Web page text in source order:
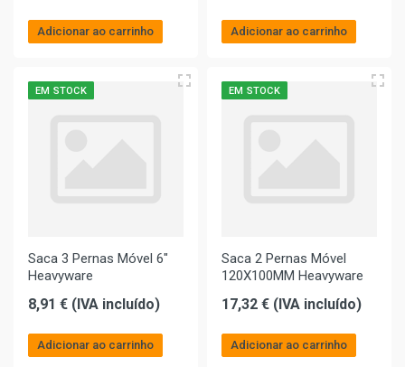
Adicionar ao carrinho Adicionar ao carrinho
EM STOCK
Saca 3 Pernas Móvel 6"
Heavyware
8,91 € (IVA incluído)
Adicionar ao carrinho
EM STOCK
Saca 2 Pernas Móvel
120X100MM Heavyware
17,32 € (IVA incluído)
Adicionar ao carrinho